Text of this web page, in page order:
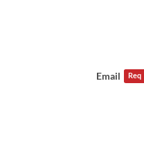
Email Req